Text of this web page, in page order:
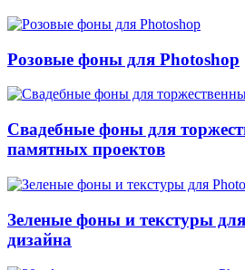
Розовые фоны для Photoshop
Свадебные фоны для
памятных проектов
Зеленые фоны и текстуры
дизайна